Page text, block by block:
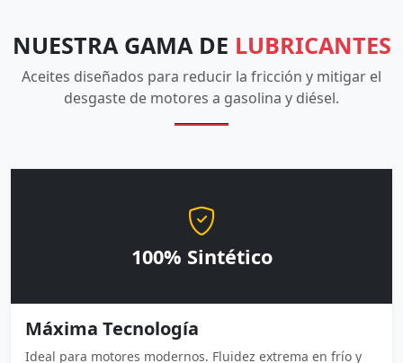
NUESTRA GAMA DE LUBRICANTES
Aceites diseñados para reducir la fricción y mitigar el
desgaste de motores a gasolina y diésel.
100% Sintético
Máxima Tecnología
Ideal para motores modernos. Fluidez extrema en frío y